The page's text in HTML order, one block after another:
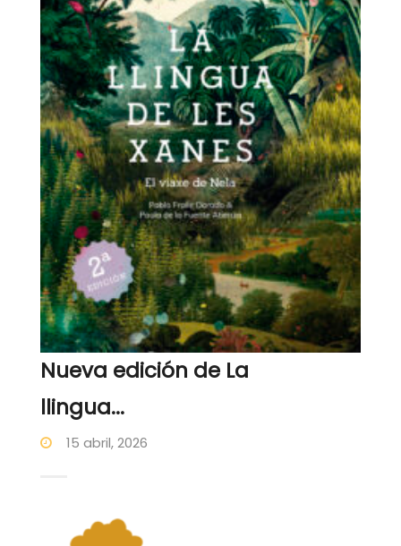
Nueva edición de La
llingua...
15 abril, 2026